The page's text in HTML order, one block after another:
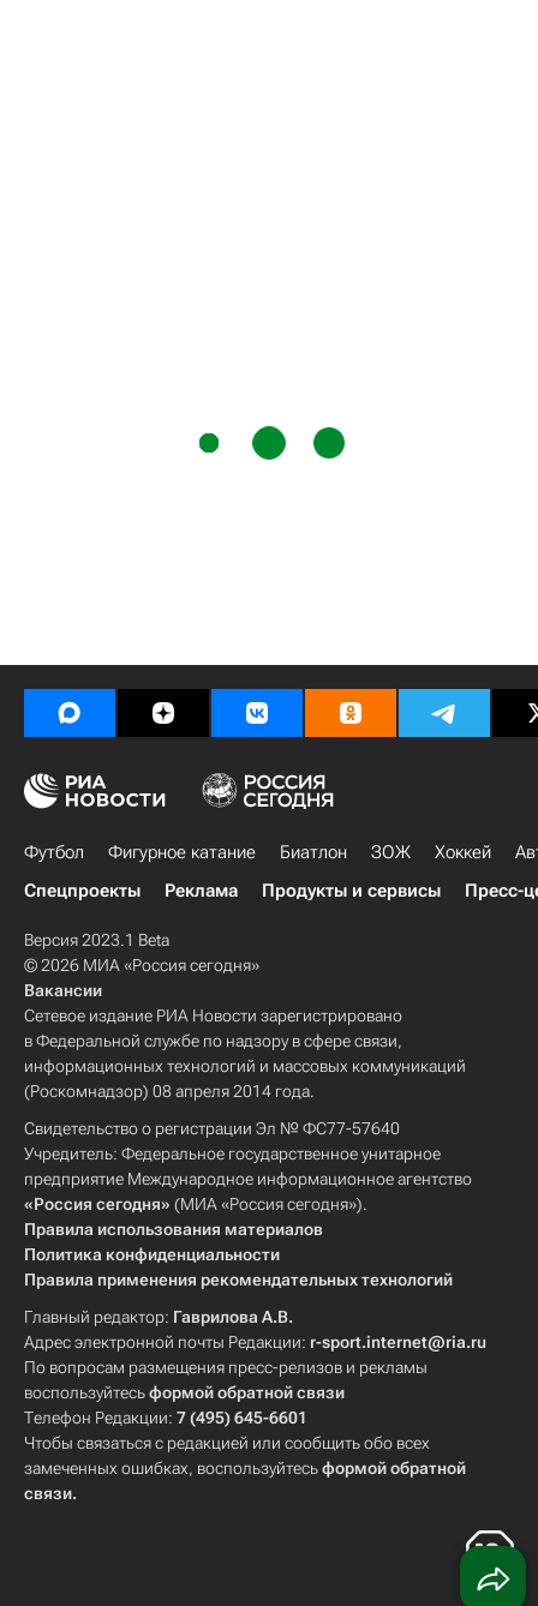
Футбол Фигурное катание Биатлон ЗОЖ Хоккей
Спецпроекты
Реклама Продукты и сервисы Пресс-
Версия 2023.1 Beta
© 2026 МИА «Россия сегодня»
Вакансии
Сетевое издание РИА Новости зарегистрировано
в Федеральной службе по надзору в сфере связи,
информационных технологий и массовых коммуникаций
(Роскомнадзор) 08 апреля 2014 года.
Свидетельство о регистрации Эл № ФС77-57640
Учредитель: Федеральное государственное унитарное
предприятие Международное информационное агентство
«Россия сегодня» (МИА «Россия сегодня»).
Правила использования материалов
Политика конфиденциальности
Правила применения рекомендательных технологий
Главный редактор: Гаврилова А.В.
Адрес электронной почты Редакции: r-sport.internet@ria.ru
По вопросам размещения пресс-релизов и рекламы
воспользуйтесьформой обратной связи
Телефон Редакции: 7 (495) 645-6601
Чтобы связаться с редакцией или сообщить обо всех
замеченных ошибках, воспользуйтесьформой обратной
связи.